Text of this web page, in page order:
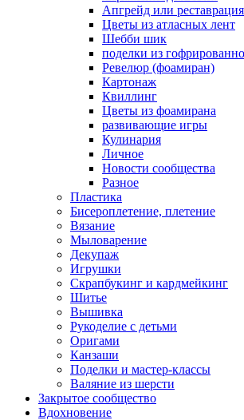
Апгрейд или реставрация
Цветы из атласных лент
Шебби шик
поделки из
Ревелюр (фоамиран)
Картонаж
Квиллинг
Цветы из фоамирана
развивающие игры
Кулинария
Личное
Новости сообщества
Разное
Пластика
Бисероплетение, плетение
Вязание
Мыловарение
Декупаж
Игрушки
Скрапбукинг и кардмейкинг
Шитье
Вышивка
Рукоделие с детьми
Оригами
Канзаши
Поделки и мастер-классы
Валяние из шерсти
Закрытое сообщество
Вдохновение